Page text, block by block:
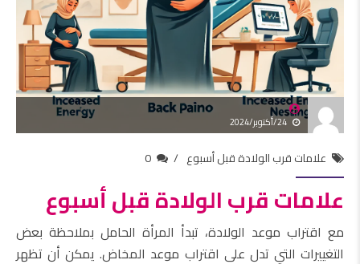
24/أكتوبر/2024
علامات قرب الولادة قبل أسبوع 0
علامات قرب الولادة قبل أسبوع
مع اقتراب موعد الولادة، تبدأ المرأة الحامل بملاحظة بعض
التغييرات التي تدل على اقتراب موعد المخاض. يمكن أن تظهر